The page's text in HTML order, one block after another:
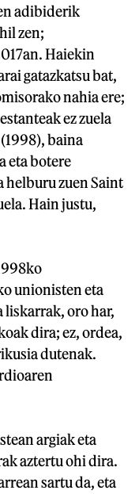
adibiderik
zen;
Haiekin
gatazkatsu bat,
nahia ere;
ez zuela
baina
eta botere
helburu zuen Saint
Hain justu,
unionisten eta
liskarrak, oro har,
dira; ez, ordea,
dutenak.
argiak eta
aztertu ohi dira.
sartu da, eta